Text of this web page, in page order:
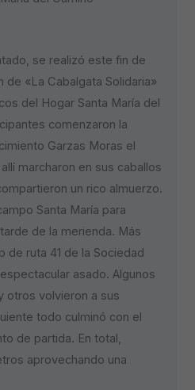
se realizó este fin de
de «La Cabalgata Solidaria»
del Hogar Santa María del
comenzaron la
Garzas Moras el
marcharon en sus caballos
un rico almuerzo.
Santa María para
de la merienda. Más
de ruta 41 de la Sociedad
asado. Algunos
otros volvieron a sus
todo culminó con el
de partida. En total,
aprovechando una